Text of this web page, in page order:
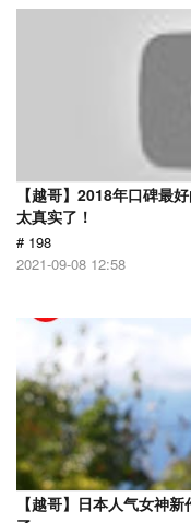
【越哥】2018年口碑最
太真实了！
# 198
2021-09-08 12:58
【越哥】日本人气女神